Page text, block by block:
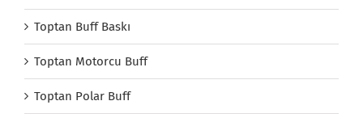
Toptan Buff Baskı
Toptan Motorcu Buff
Toptan Polar Buff